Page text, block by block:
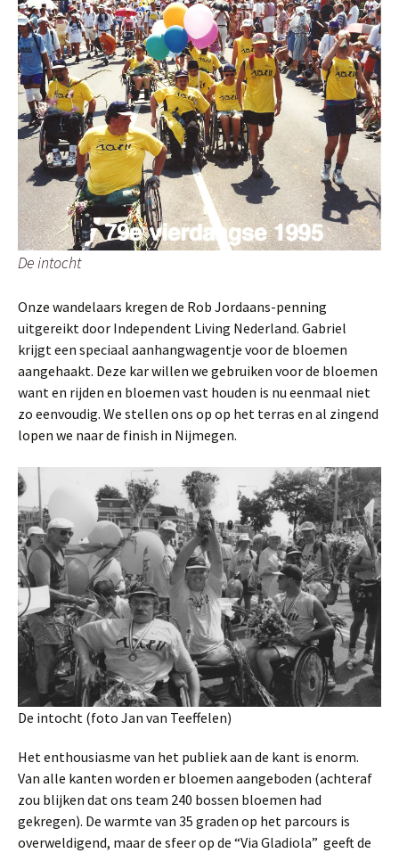
De intocht
Onze wandelaars kregen de Rob Jordaans-penning
uitgereikt door Independent Living Nederland. Gabriel
krijgt een speciaal aanhangwagentje voor de bloemen
aangehaakt. Deze kar willen we gebruiken voor de bloemen
want en rijden en bloemen vast houden is nu eenmaal niet
zo eenvoudig. We stellen ons op op het terras en al zingend
lopen we naar de finish in Nijmegen.
De intocht (foto Jan van Teeffelen)
Het enthousiasme van het publiek aan de kant is enorm.
Van alle kanten worden er bloemen aangeboden (achteraf
zou blijken dat ons team 240 bossen bloemen had
gekregen). De warmte van 35 graden op het parcours is
overweldigend, maar de sfeer op de “Via Gladiola” geeft de